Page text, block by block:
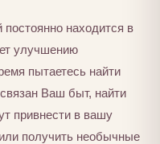
находится в
улучшению
пытаетесь найти
Ваш быт, найти
привнести в вашу
получить необычные